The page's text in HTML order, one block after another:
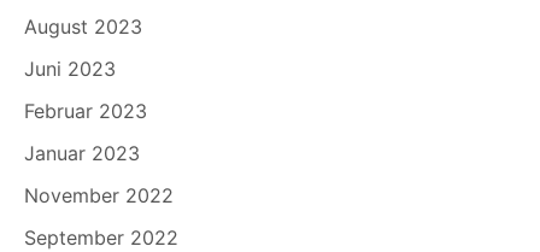
August 2023
Juni 2023
Februar 2023
Januar 2023
November 2022
September 2022